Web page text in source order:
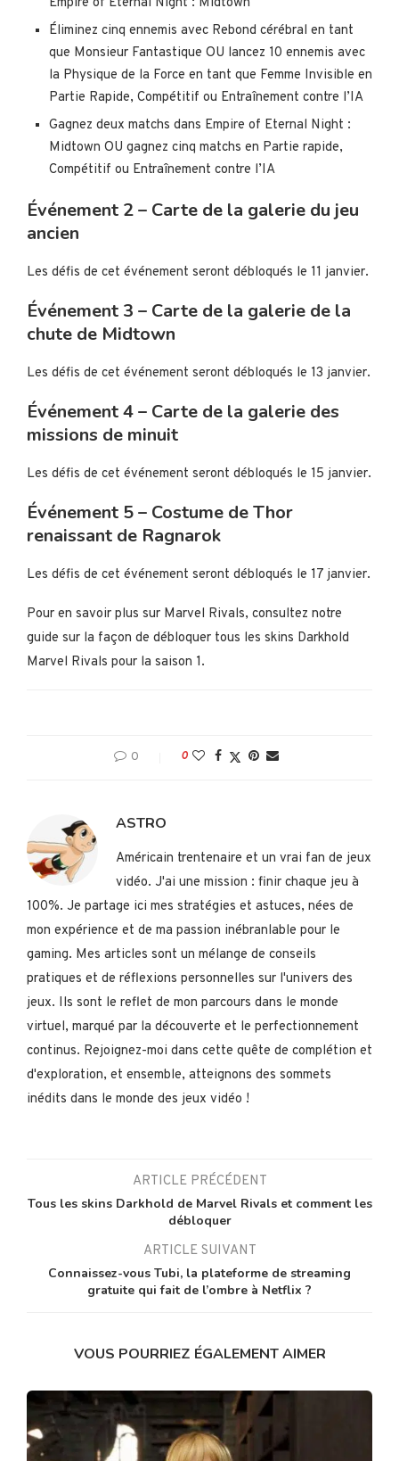
Éliminez cinq ennemis avec Rebond cérébral en tant
que Monsieur Fantastique OU lancez 10 ennemis avec
la Physique de la Force en tant que Femme Invisible en
Partie Rapide, Compétitif ou Entraînement contre l’IA
Gagnez deux matchs dans Empire of Eternal Night :
Midtown OU gagnez cinq matchs en Partie rapide,
Compétitif ou Entraînement contre l’IA
Événement 2 – Carte de la galerie du jeu
ancien
Les défis de cet événement seront débloqués le 11 janvier.
Événement 3 – Carte de la galerie de la
chute de Midtown
Les défis de cet événement seront débloqués le 13 janvier.
Événement 4 – Carte de la galerie des
missions de minuit
Les défis de cet événement seront débloqués le 15 janvier.
Événement 5 – Costume de Thor
renaissant de Ragnarok
Les défis de cet événement seront débloqués le 17 janvier.
Pour en savoir plus sur Marvel Rivals, consultez notre
guide sur la façon de débloquer tous les skins Darkhold
Marvel Rivals pour la saison 1.
0 0
ASTRO
Américain trentenaire et un vrai fan de jeux
vidéo. J'ai une mission : finir chaque jeu à
100%. Je partage ici mes stratégies et astuces, nées de
mon expérience et de ma passion inébranlable pour le
gaming. Mes articles sont un mélange de conseils
pratiques et de réflexions personnelles sur l'univers des
jeux. Ils sont le reflet de mon parcours dans le monde
virtuel, marqué par la découverte et le perfectionnement
continus. Rejoignez-moi dans cette quête de complétion et
d'exploration, et ensemble, atteignons des sommets
inédits dans le monde des jeux vidéo !
ARTICLE PRÉCÉDENT
Tous les skins Darkhold de Marvel Rivals et comment les
débloquer
ARTICLE SUIVANT
Connaissez-vous Tubi, la plateforme de streaming
gratuite qui fait de l’ombre à Netflix ?
VOUS POURRIEZ ÉGALEMENT AIMER